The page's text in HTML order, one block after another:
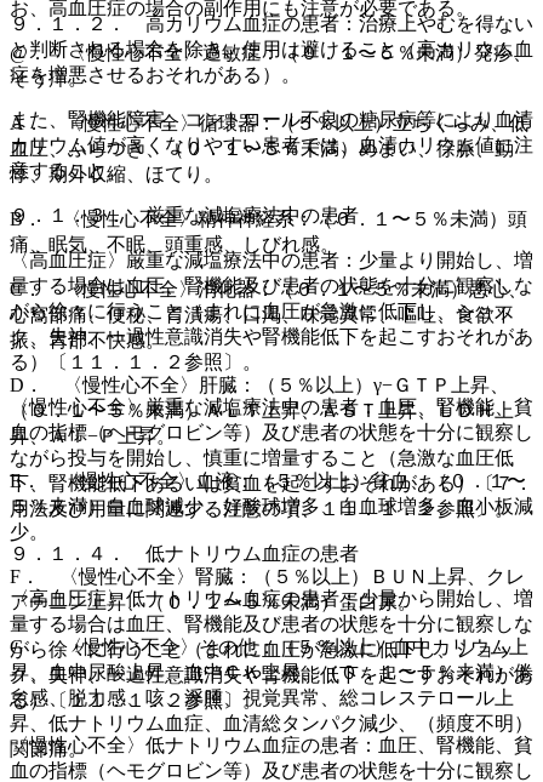
９．１．２． 高カリウム血症の患者：治療上やむを得ない
と判断される場合を除き、使用は避けること（高カリウム血
症を増悪させるおそれがある）。
また、腎機能障害、コントロール不良の糖尿病等により血清
カリウム値が高くなりやすい患者では、血清カリウム値に注
意すること。
９．１．３． 厳重な減塩療法中の患者
〈高血圧症〉厳重な減塩療法中の患者：少量より開始し、増
量する場合は血圧、腎機能及び患者の状態を十分に観察しな
がら徐々に行うこと（まれに血圧が急激に低下し、ショッ
ク、失神、一過性意識消失や腎機能低下を起こすおそれがあ
る）〔１１．１．２参照〕。
〈慢性心不全〉厳重な減塩療法中の患者：血圧、腎機能、貧
血の指標（ヘモグロビン等）及び患者の状態を十分に観察し
ながら投与を開始し、慎重に増量すること（急激な血圧低
下、腎機能低下あるいは貧血を起こすおそれがある）〔７．
用法及び用量に関連する注意の項、１１．１．２参照〕。
９．１．４． 低ナトリウム血症の患者
〈高血圧症〉低ナトリウム血症の患者：少量から開始し、増
量する場合は血圧、腎機能及び患者の状態を十分に観察しな
がら徐々に行うこと（まれに血圧が急激に低下し、ショッ
ク、失神、一過性意識消失や腎機能低下を起こすおそれがあ
る）〔１１．１．２参照〕。
〈慢性心不全〉低ナトリウム血症の患者：血圧、腎機能、貧
血の指標（ヘモグロビン等）及び患者の状態を十分に観察し
お、高血圧症の場合の副作用にも注意が必要である。
@． 〈慢性心不全〉過敏症：（０．１〜５％未満）発疹、
そう痒。
A． 〈慢性心不全〉循環器：（５％以上）立ちくらみ、低
血圧、ふらつき、（０．１〜５％未満）めまい、徐脈、動
悸、期外収縮、ほてり。
B． 〈慢性心不全〉精神神経系：（０．１〜５％未満）頭
痛、眠気、不眠、頭重感、しびれ感。
C． 〈慢性心不全〉消化器：（０．１〜５％未満）悪心、
心窩部痛、便秘、胃潰瘍、口渇、味覚異常、嘔吐、食欲不
振、胃部不快感。
D． 〈慢性心不全〉肝臓：（５％以上）γ−ＧＴＰ上昇、
（０．１〜５％未満）ＡＬＴ上昇、ＡＳＴ上昇、ＬＤＨ上
昇、Ａｌ−Ｐ上昇。
E． 〈慢性心不全〉血液：（５％以上）貧血、（０．１〜
５％未満）白血球減少、好酸球増多、白血球増多、血小板減
少。
F． 〈慢性心不全〉腎臓：（５％以上）ＢＵＮ上昇、クレ
アチニン上昇、（０．１〜５％未満）蛋白尿。
G． 〈慢性心不全〉その他：（５％以上）血中カリウム上
昇、血中尿酸上昇、血中ＣＫ上昇、（０．１〜５％未満）倦
怠感、脱力感、咳、浮腫、視覚異常、総コレステロール上
昇、低ナトリウム血症、血清総タンパク減少、（頻度不明）
関節痛。